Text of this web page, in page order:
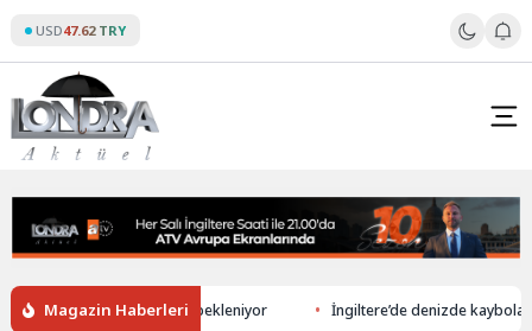
content
USD47.62 TRY
Magazin Haberleri
üretiminde rekor düşüş bekleniyor İngiltere’de denizde kaybolan